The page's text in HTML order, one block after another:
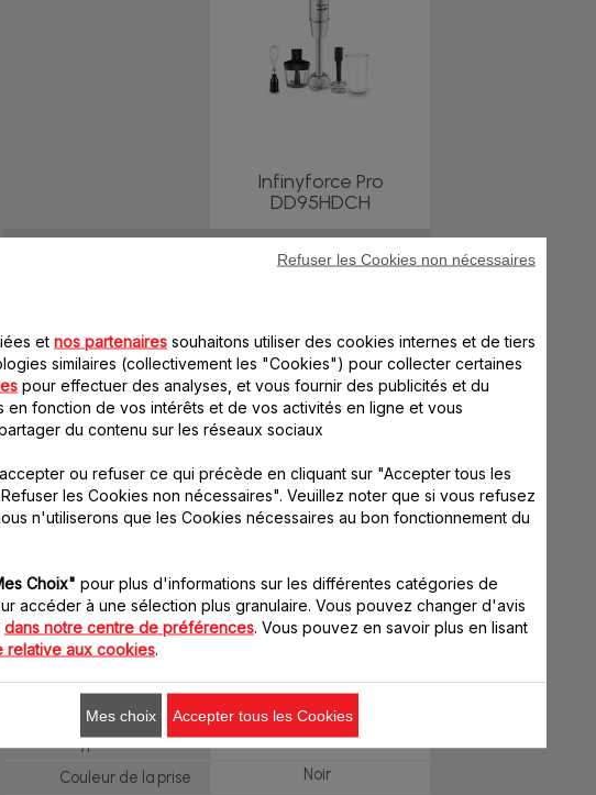
Infinyforce Pro
DD95HDCH
Matériau du pied
Acier inoxydable
Pied amovible
Verre
Hachoir
Capacité du hachoir
500 ml
Pilon de pomme de terre
Revêtement "Soft touch"
Coloris
Type de bouchon
Suisse
Couleur de la prise
Noir
et nos partenaires souhaitons utiliser des cookies internes et de tiers
similaires (collectivement les "Cookies") pour collecter certaines
pour effectuer des analyses, et vous fournir des publicités et du
en fonction de vos intérêts et de vos activités en ligne et vous
du contenu sur les réseaux sociaux
ou refuser ce qui précède en cliquant sur "Accepter tous les
les Cookies non nécessaires". Veuillez noter que si vous refusez
n'utiliserons que les Cookies nécessaires au bon fonctionnement du
Choix" pour plus d'informations sur les différentes catégories de
accéder à une sélection plus granulaire. Vous pouvez changer d'avis
dans notre centre de préférences. Vous pouvez en savoir plus en lisant
relative aux cookies.
Refuser les Cookies non nécessaires
Mes choix Accepter tous les Cookies